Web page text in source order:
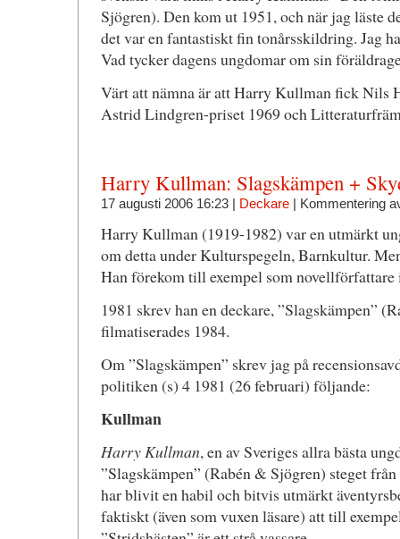
Sjögren). Den kom ut 1951, och när jag läste
det var en fantastiskt fin tonårsskildring. Jag
Vad tycker dagens ungdomar om sin
Värt att nämna är att Harry Kullman fick Nils
Astrid Lindgren-priset 1969 och
Harry Kullman: Slagskämpen +
17 augusti 2006 16:23 | Deckare| Kommentering
Harry Kullman (1919-1982) var en utmärkt
om detta under Kulturspegeln, Barnkultur.
Han förekom till exempel som
1981 skrev han en deckare, ”Slagskämpen”
filmatiserades 1984.
Om ”Slagskämpen” skrev jag på
politiken (s) 4 1981 (26 februari) följande:
Kullman
Harry Kullman, en av Sveriges allra bästa
”Slagskämpen” (Rabén & Sjögren) steget
har blivit en habil och bitvis utmärkt
faktiskt (även som vuxen läsare) att till